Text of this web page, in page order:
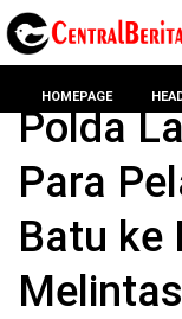
MASUK
HOMEPAGE
Polda
Para
Batu ke